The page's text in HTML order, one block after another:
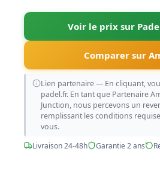
Voir le prix sur
Comparer sur
Lien partenaire — En cliquant,
padel.fr. En tant que Partenaire
Junction, nous percevons un
remplissant les conditions
vous.
Livraison 24-48h
Garantie 2 ans